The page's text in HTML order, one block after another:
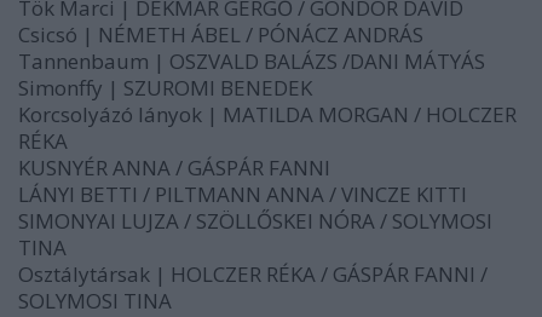
Tök Marci | DÉKMÁR GERGŐ / GÖNDÖR DÁVID
Csicsó | NÉMETH ÁBEL / PÓNÁCZ ANDRÁS
Tannenbaum | OSZVALD BALÁZS /DANI MÁTYÁS
Simonffy | SZUROMI BENEDEK
Korcsolyázó lányok | MATILDA MORGAN / HOLCZER
RÉKA
KUSNYÉR ANNA / GÁSPÁR FANNI
LÁNYI BETTI / PILTMANN ANNA / VINCZE KITTI
SIMONYAI LUJZA / SZÖLLŐSKEI NÓRA / SOLYMOSI
TINA
Osztálytársak | HOLCZER RÉKA / GÁSPÁR FANNI /
SOLYMOSI TINA